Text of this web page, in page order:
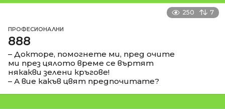
250 7
ПРОФЕСИОНАЛНИ
888
– Докторе, помогнете ми, пред очите
ми през цялото време се въртят
някакви зелени кръгове!
– А вие какъв цвят предпочитате?